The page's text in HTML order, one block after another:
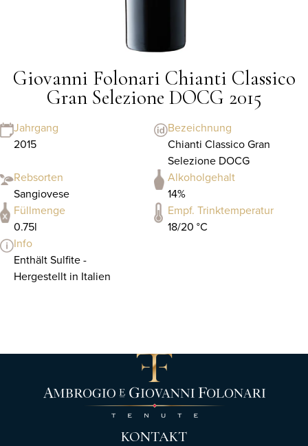
Giovanni Folonari Chianti Classico
Gran Selezione DOCG 2015
Jahrgang
2015
Bezeichnung
Chianti Classico Gran
Selezione DOCG
Rebsorten
Sangiovese
Alkoholgehalt
14%
Füllmenge
0.75l
Empf. Trinktemperatur
18/20 °C
Info
Enthält Sulfite -
Hergestellt in Italien
KONTAKT